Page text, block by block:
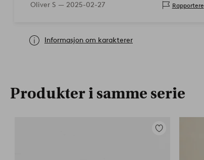
Oliver S — 2025-02-27 Rapportere
Informasjon om karakterer
Produkter i samme serie
Legg